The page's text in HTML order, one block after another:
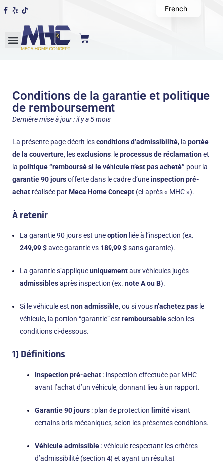
Conditions de la garantie et politique
de remboursement
Dernière mise à jour : il y a 5 mois
La présente page décrit lesconditions d’admissibilité, la portée
de la couverture, lesexclusions, leprocessus de réclamationet
la politique “remboursé si le véhicule n’est pas acheté” pour la
garantie 90 joursofferte dans le cadre d’uneinspection pré-
achat réalisée parMeca Home Concept (ci-après « MHC »).
À retenir
La garantie 90 jours est uneoption liée à l’inspection (ex.
249,99 $avec garantie vs 189,99 $sans garantie).
La garantie s’appliqueuniquementaux véhicules jugés
admissiblesaprès inspection (ex. note A ou B).
Si le véhicule est non admissible, ou si vousn’achetez pas le
véhicule, la portion “garantie” est remboursableselon les
conditions ci-dessous.
1) Définitions
Inspection pré-achat : inspection effectuée par MHC
avant l’achat d’un véhicule, donnant lieu à un rapport.
Garantie 90 jours : plan de protection limitévisant
certains bris mécaniques, selon les présentes conditions.
Véhicule admissible : véhicule respectant les critères
d’admissibilité (section 4) et ayant un résultat
French